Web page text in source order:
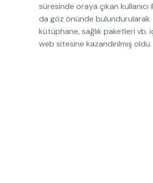
süresinde oraya çıkan kullanıcı
da göz önünde bulundurularak
kütüphane, sağlık paketleri vb.
web sitesine kazandırılmış oldu.